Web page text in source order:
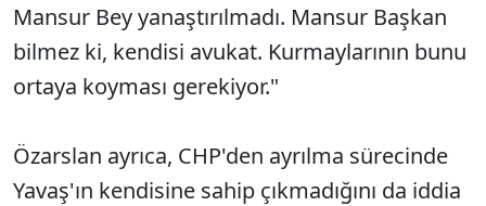
Mansur Bey yanaştırılmadı. Mansur Başkan
bilmez ki, kendisi avukat. Kurmaylarının bunu
ortaya koyması gerekiyor."
Özarslan ayrıca, CHP'den ayrılma sürecinde
Yavaş'ın kendisine sahip çıkmadığını da iddia